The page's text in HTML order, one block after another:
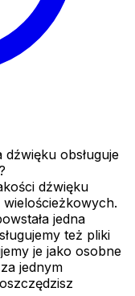
obsługuje
dźwięku
jedna
też pliki
je jako osobne
jednym